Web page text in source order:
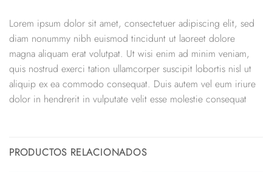
Lorem ipsum dolor sit amet, consectetuer adipiscing elit, sed
diam nonummy nibh euismod tincidunt ut laoreet dolore
magna aliquam erat volutpat. Ut wisi enim ad minim veniam,
quis nostrud exerci tation ullamcorper suscipit lobortis nisl ut
aliquip ex ea commodo consequat. Duis autem vel eum iriure
dolor in hendrerit in vulputate velit esse molestie consequat
PRODUCTOS RELACIONADOS